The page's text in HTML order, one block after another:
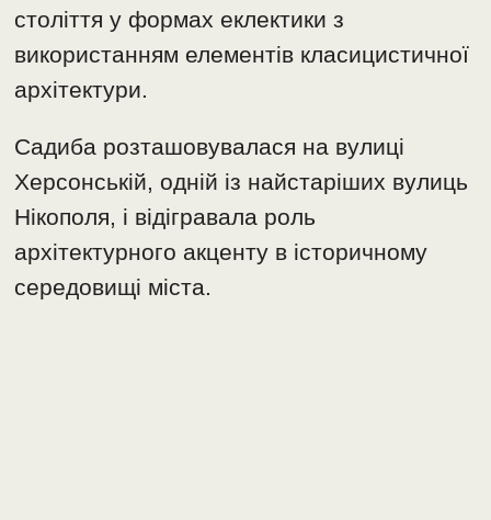
століття у формах еклектики з
використанням елементів класицистичної
архітектури.
Садиба розташовувалася на вулиці
Херсонській, одній із найстаріших вулиць
Нікополя, і відігравала роль
архітектурного акценту в історичному
середовищі міста.